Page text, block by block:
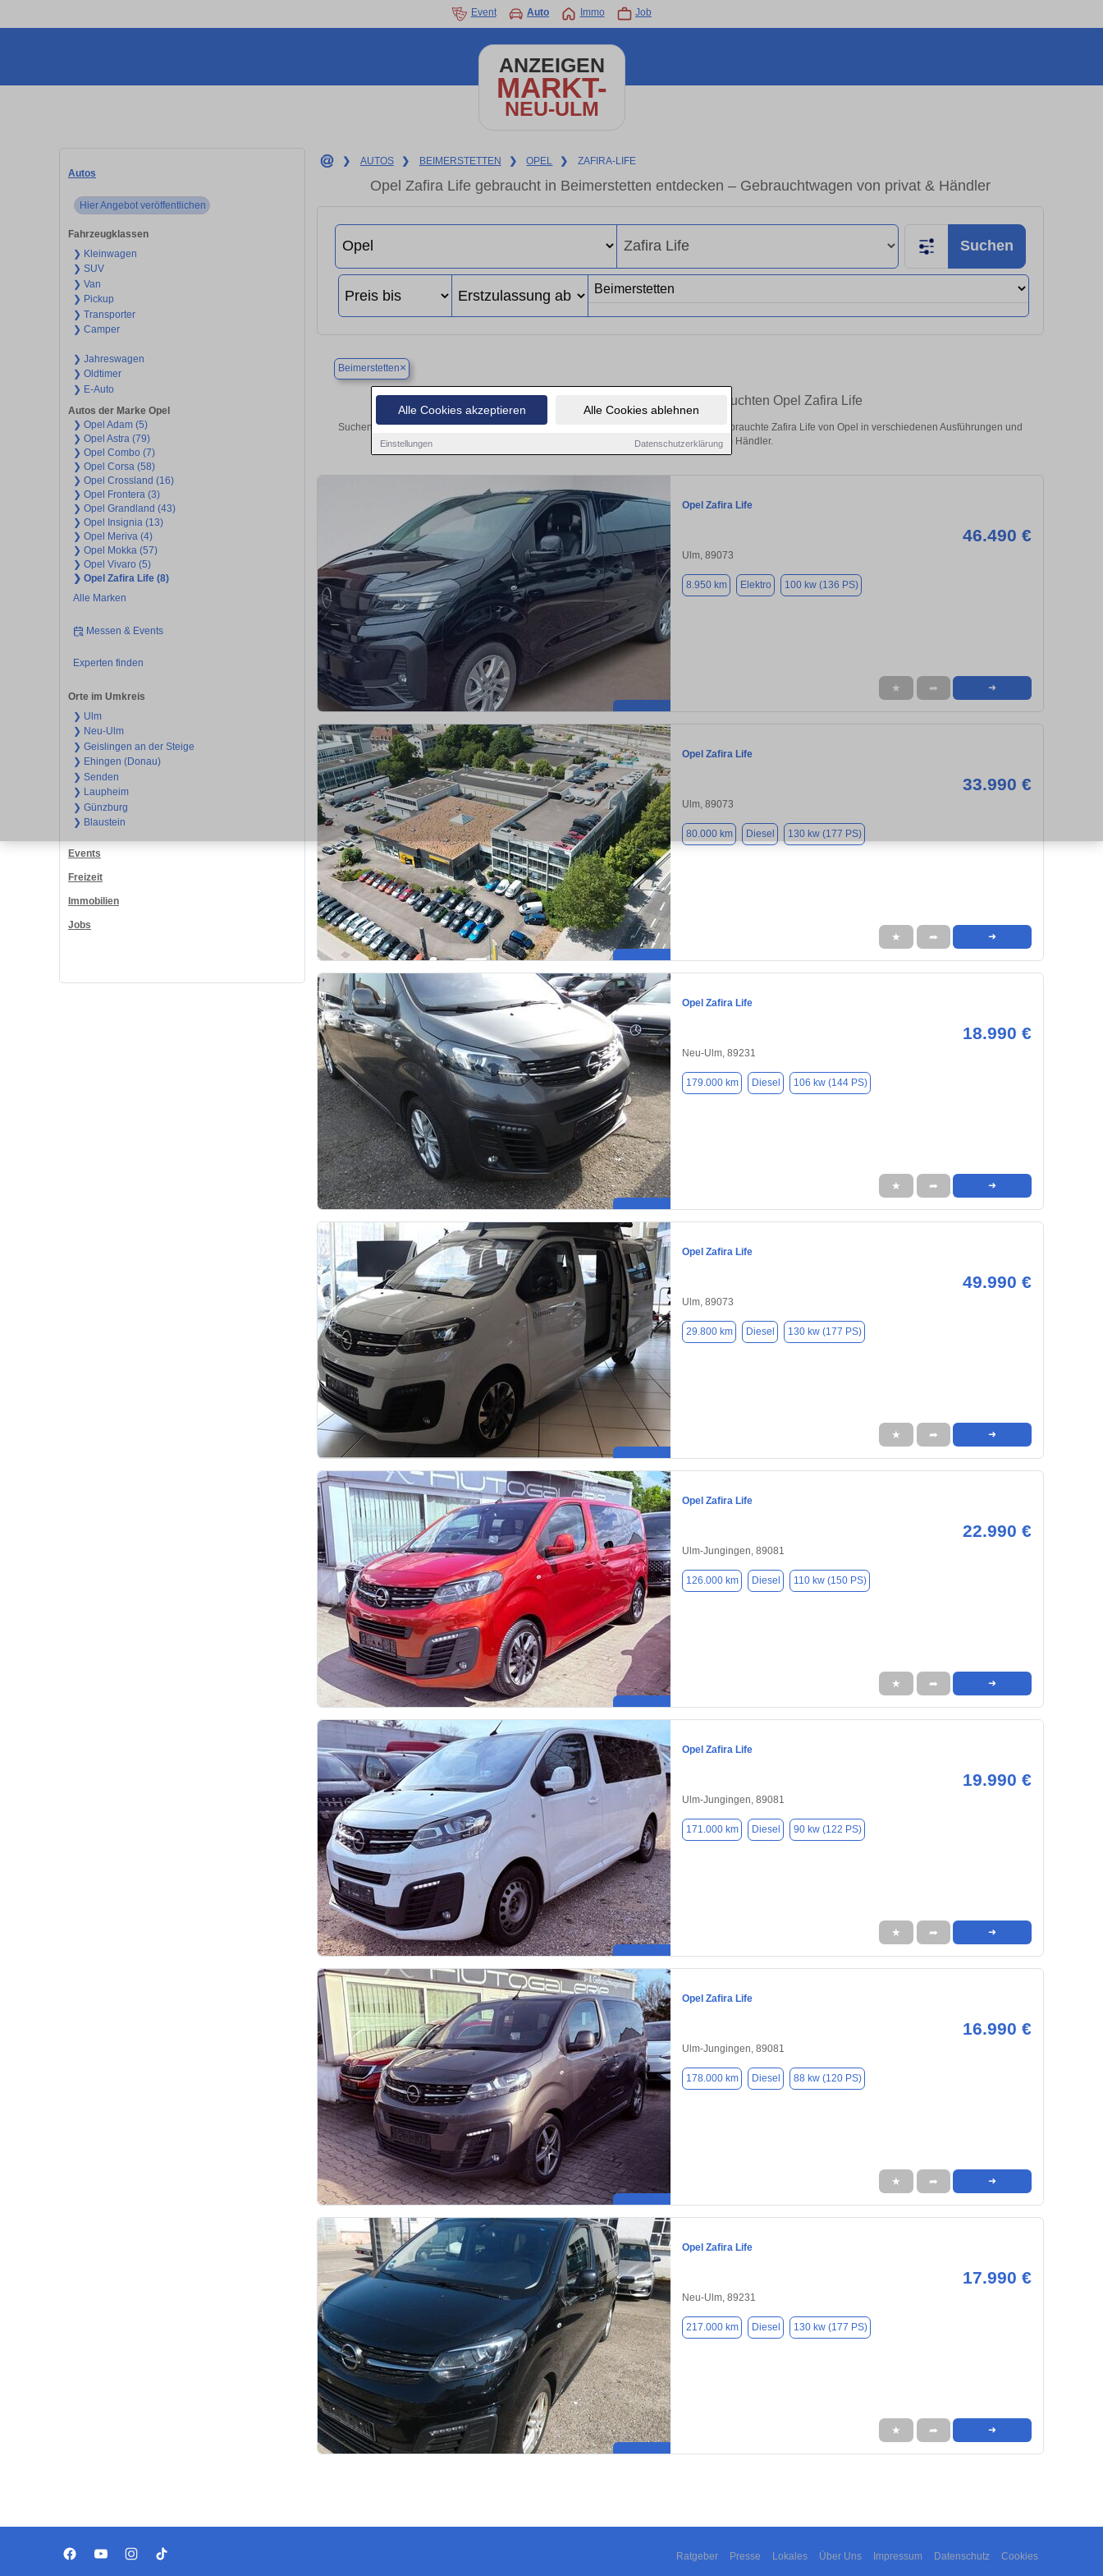
Alle Cookies akzeptieren Alle Cookies ablehnen
Einstellungen Datenschutzerklärung
Event Auto Immo Job
ANZEIGEN
MARKT-
NEU-ULM
Autos
Hier Angebot veröffentlichen
Fahrzeugklassen
❯ Kleinwagen
❯ SUV
❯ Van
❯ Pickup
❯ Transporter
❯ Camper
❯ Jahreswagen
❯ Oldtimer
❯ E-Auto
Autos der Marke Opel
❯ Opel Adam (5)
❯ Opel Astra (79)
❯ Opel Combo (7)
❯ Opel Corsa (58)
❯ Opel Crossland (16)
❯ Opel Frontera (3)
❯ Opel Grandland (43)
❯ Opel Insignia (13)
❯ Opel Meriva (4)
❯ Opel Mokka (57)
❯ Opel Vivaro (5)
❯ Opel Zafira Life (8)
Alle Marken
Messen & Events
Experten finden
Orte im Umkreis
❯ Ulm
❯ Neu-Ulm
❯ Geislingen an der Steige
❯ Ehingen (Donau)
❯ Senden
❯ Laupheim
❯ Günzburg
❯ Blaustein
Events
Freizeit
Immobilien
Jobs
❯ AUTOS ❯ BEIMERSTETTEN ❯ OPEL ❯ ZAFIRA-LIFE
Opel Zafira Life gebraucht in Beimerstetten entdecken – Gebrauchtwagen von privat & Händler
Suchen
Beimerstetten×
Finden Sie in Beimerstetten Ihren gebrauchten Opel Zafira Life
Suchen Sie in Beimerstetten einen Opel Zafira Life Gebrauchtwagen? Entdecken Sie gebrauchte Zafira Life von Opel in verschiedenen Ausführungen und
Preisklassen von privat und vom Händler.
Opel Zafira Life
46.490 €
Ulm, 89073
8.950 km Elektro 100 kw (136 PS)
★ ➦ ➜
Opel Zafira Life
33.990 €
Ulm, 89073
80.000 km Diesel 130 kw (177 PS)
★ ➦ ➜
Opel Zafira Life
18.990 €
Neu-Ulm, 89231
179.000 km Diesel 106 kw (144 PS)
★ ➦ ➜
Opel Zafira Life
49.990 €
Ulm, 89073
29.800 km Diesel 130 kw (177 PS)
★ ➦ ➜
Opel Zafira Life
22.990 €
Ulm-Jungingen, 89081
126.000 km Diesel 110 kw (150 PS)
★ ➦ ➜
Opel Zafira Life
19.990 €
Ulm-Jungingen, 89081
171.000 km Diesel 90 kw (122 PS)
★ ➦ ➜
Opel Zafira Life
16.990 €
Ulm-Jungingen, 89081
178.000 km Diesel 88 kw (120 PS)
★ ➦ ➜
Opel Zafira Life
17.990 €
Neu-Ulm, 89231
217.000 km Diesel 130 kw (177 PS)
★ ➦ ➜
Ratgeber Presse Lokales Über Uns Impressum Datenschutz Cookies